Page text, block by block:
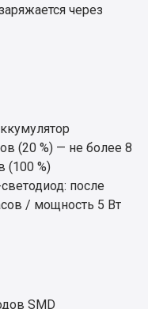
через
(20 %) — не более 8
(100 %)
после
/ мощность 5 Вт
SMD